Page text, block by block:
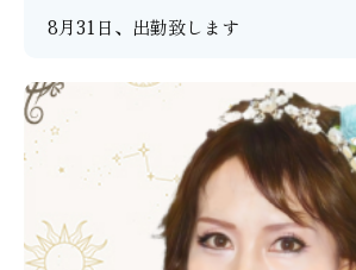
8月31日、出勤致します